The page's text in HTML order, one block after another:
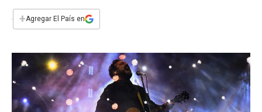
e
b
k
s
p
t
n
i
l
+Agregar El País en